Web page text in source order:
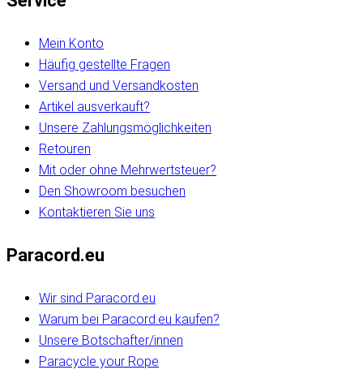
Mein Konto
Häufig gestellte Fragen
Versand und Versandkosten
Artikel ausverkauft?
Unsere Zahlungsmöglichkeiten
Retouren
Mit oder ohne Mehrwertsteuer?
Den Showroom besuchen
Kontaktieren Sie uns
Paracord.eu
Wir sind Paracord.eu
Warum bei Paracord.eu kaufen?
Unsere Botschafter/innen
Paracycle your Rope